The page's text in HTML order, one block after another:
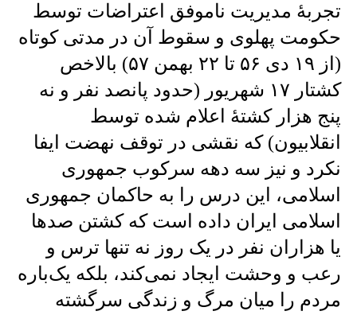
تجربهٔ مدیریت ناموفق اعتراضات توسط
حکومت پهلوی و سقوط آن در مدتی کوتاه
(از ۱۹ دی ۵۶ تا ۲۲ بهمن ۵۷) بالاخص
کشتار ۱۷ شهریور (حدود پانصد نفر و نه
پنج هزار کشتهٔ اعلام شده توسط
انقلابیون) که نقشی در توقف نهضت ایفا
نکرد و نیز سه دهه سرکوب جمهوری
اسلامی، این درس را به حاکمان جمهوری
اسلامی ایران داده است که کشتن صد‌ها
یا هزاران نفر در یک روز نه تنها ترس و
رعب و وحشت ایجاد نمی‌کند، بلکه یک‌باره
مردم را میان مرگ و زندگی سرگشته